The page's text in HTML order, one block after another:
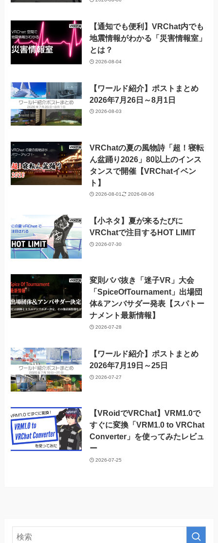
【通知でも便利】VRChat内でも
地震情報がわかる「災害情報室」
とは？
2026-08-04
【ワールド紹介】ポストまとめ
2026年7月26日～8月1日
2026-08-03
VRChatの夏の風物詩「超！寝転
ん盆踊り2026」80以上のインス
タンスで開催【VRChatイベン
ト】
2026-08-01 2026-08-06
【小ネタ】夏が来るたびに
VRChatで注目するHOT LIMIT
2026-07-30
変則ババ抜き「迷子VR」大会
「SpiceOfTournament」出場団
体&アンバサダー発表【スパトー
ナメント最新情報】
2026-07-28
【ワールド紹介】ポストまとめ
2026年7月19日～25日
2026-07-27
【VRoidでVRChat】VRM1.0で
すぐに変換「VRM1.0 to VRChat
Converter」を使ってみたレビュ
ー
2026-07-25